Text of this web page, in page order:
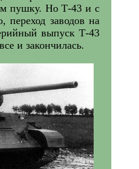
пушку. Но Т-43 и с
заводов на
выпуск Т-43
и закончилась.